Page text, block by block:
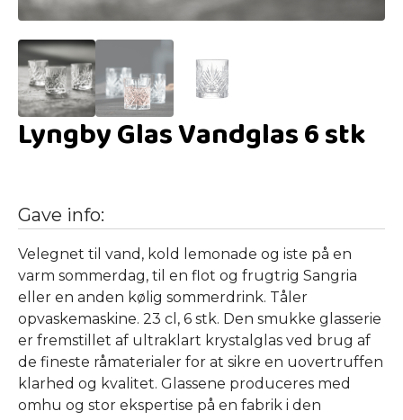
Lyngby Glas Vandglas 6 stk
Gave info:
Velegnet til vand, kold lemonade og iste på en
varm sommerdag, til en flot og frugtrig Sangria
eller en anden kølig sommerdrink. Tåler
opvaskemaskine. 23 cl, 6 stk. Den smukke glasserie
er fremstillet af ultraklart krystalglas ved brug af
de fineste råmaterialer for at sikre en uovertruffen
klarhed og kvalitet. Glassene produceres med
omhu og stor ekspertise på en fabrik i den